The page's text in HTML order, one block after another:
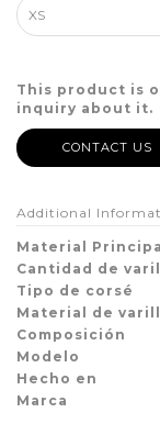
This product is
inquiry about it.
CONTACT US
Additional
Material Principal
Cantidad de
Tipo de corsé
Material de
Composición
Modelo
Hecho en
Marca